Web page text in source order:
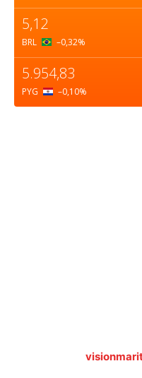
5,12
BRL –0,32%
5.954,83
PYG –0,10%